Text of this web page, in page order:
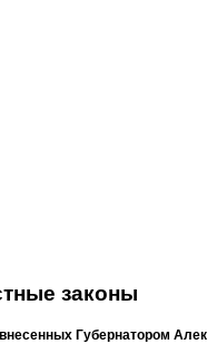
законы
Губернатором